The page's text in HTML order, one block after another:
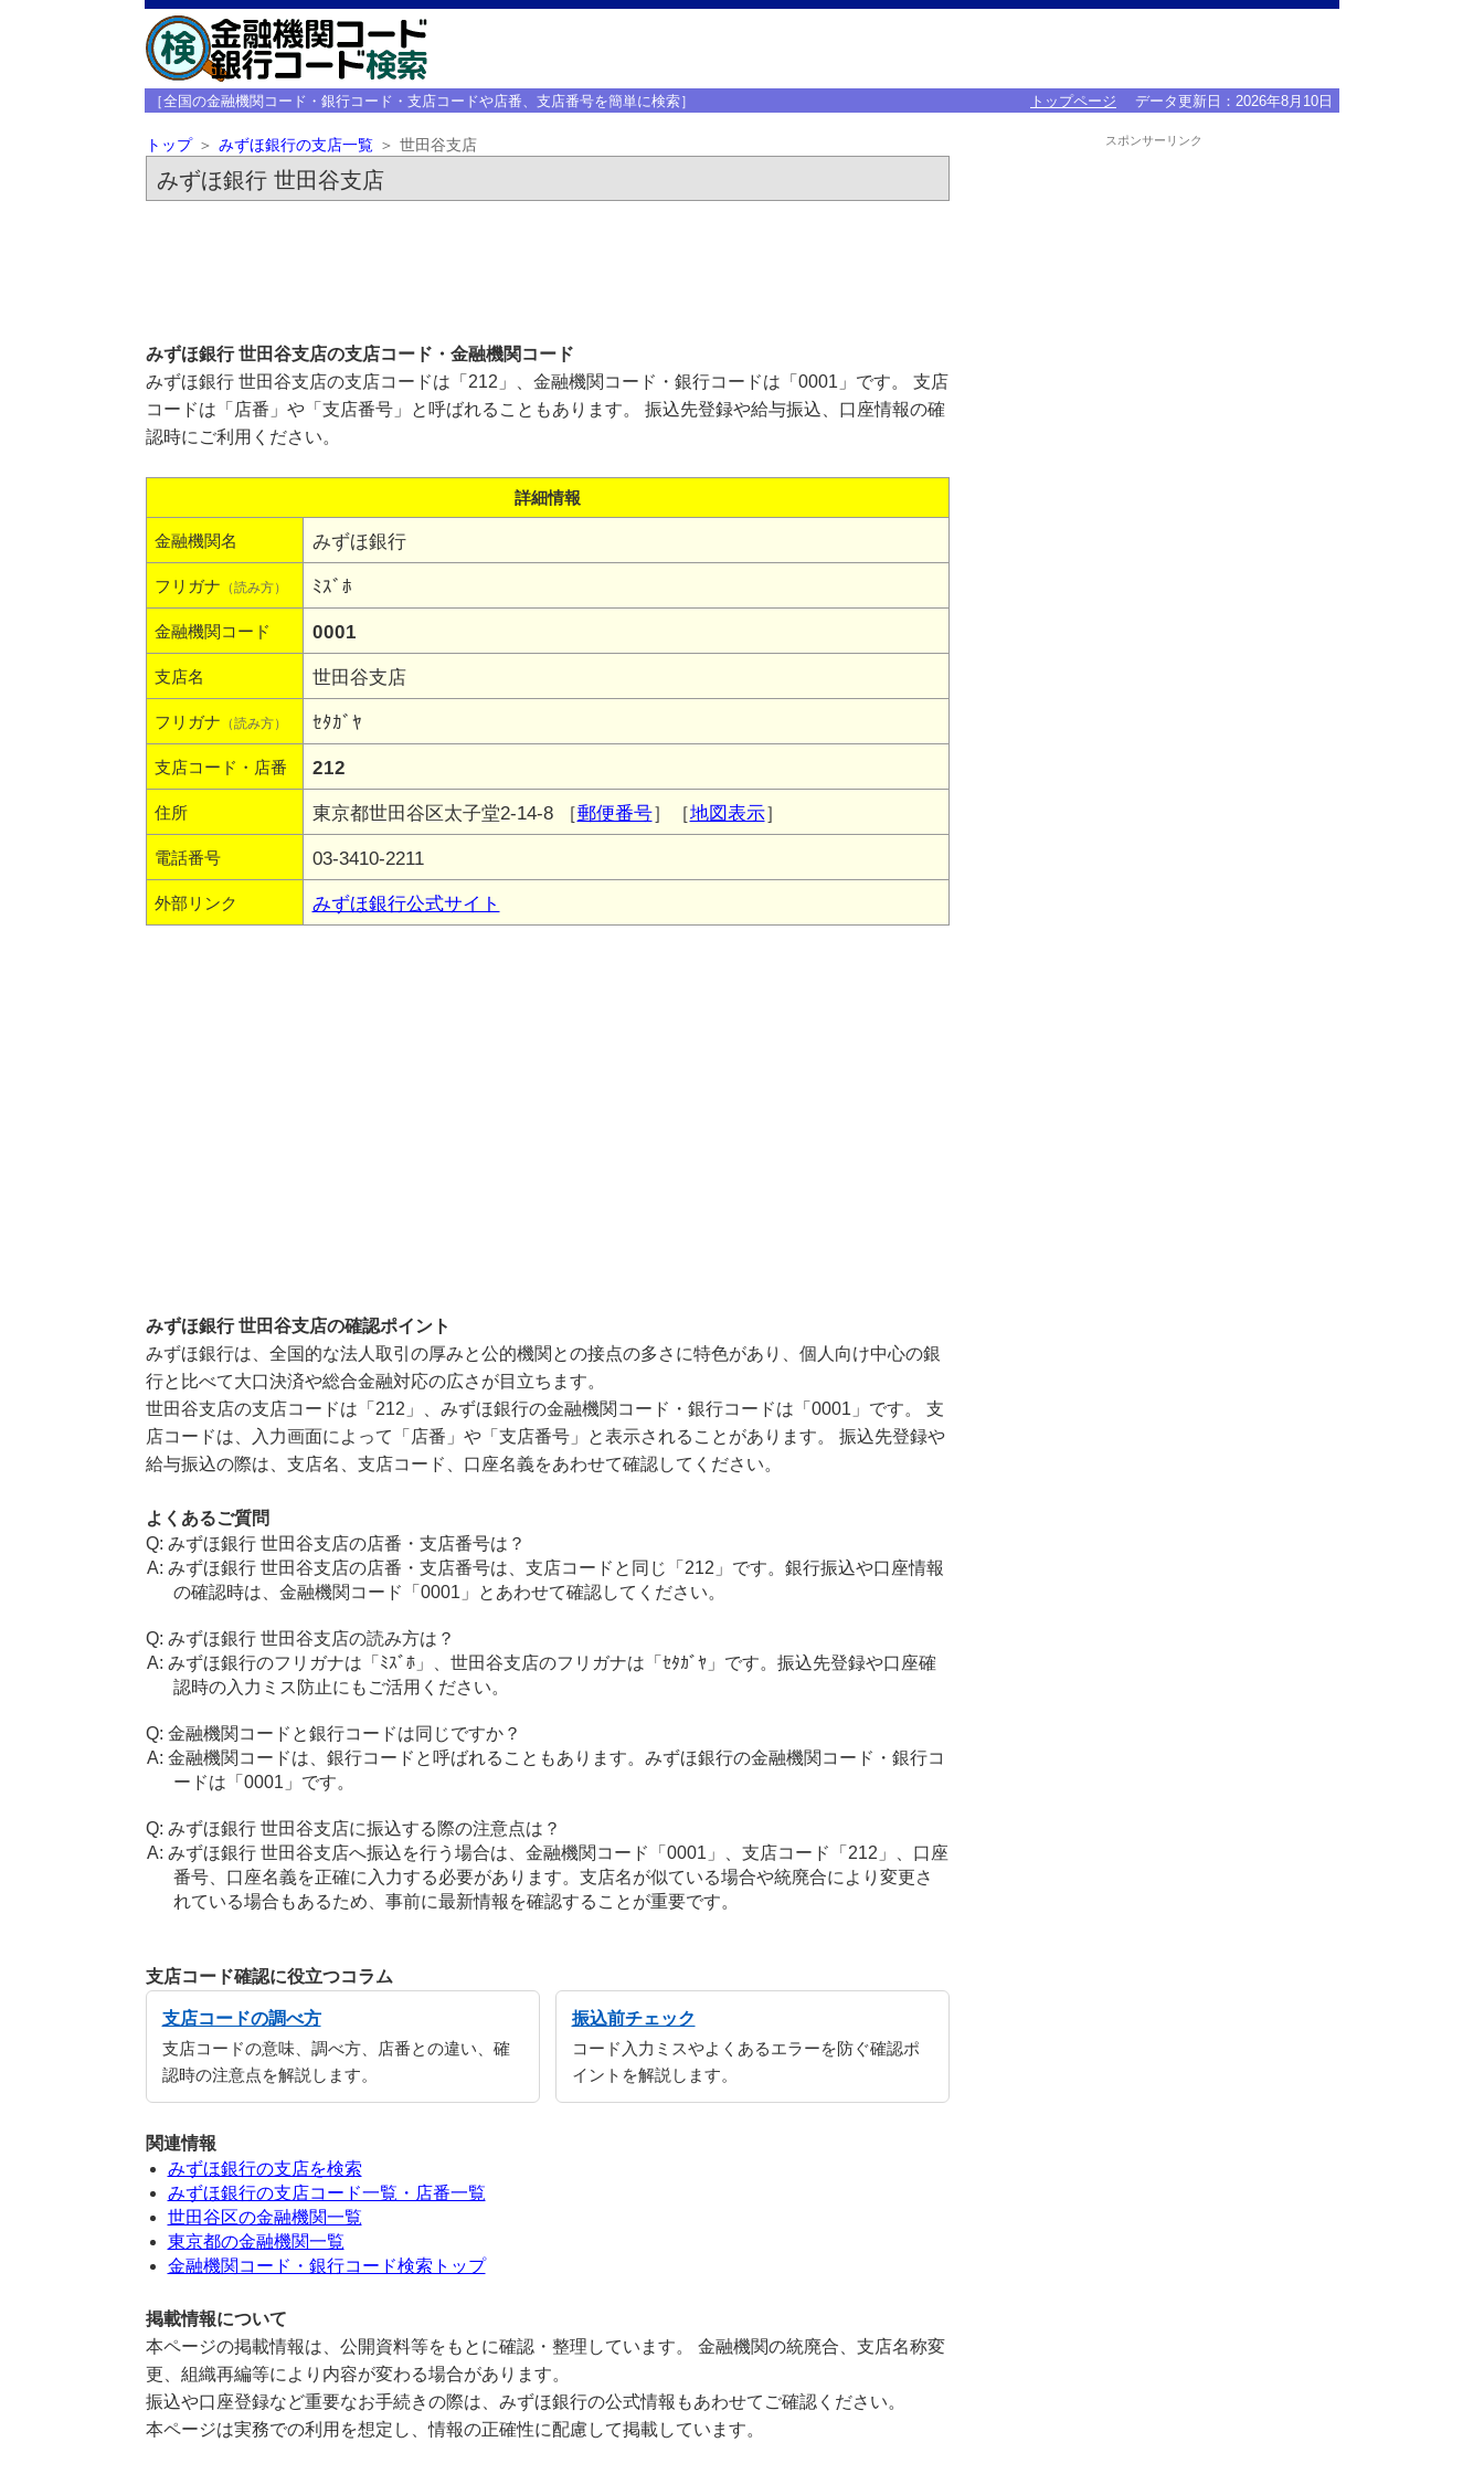
［全国の金融機関コード・銀行コード・支店コードや店番、支店番号を簡単に検索］ トップページ データ更新日： 2026年8月10日
トップ みずほ銀行の支店一覧 世田谷支店
みずほ銀行 世田谷支店
みずほ銀行 世田谷支店の支店コード・金融機関コード
みずほ銀行 世田谷支店の支店コードは「212」、金融機関コード・銀行コードは「0001」です。 支店
コードは「店番」や「支店番号」と呼ばれることもあります。 振込先登録や給与振込、口座情報の確
認時にご利用ください。
詳細情報
金融機関名 みずほ銀行
フリガナ （読み方） ﾐｽﾞﾎ
金融機関コード 0001
支店名 世田谷支店
フリガナ （読み方） ｾﾀｶﾞﾔ
支店コード・店番 212
住所 東京都世田谷区太子堂2-14-8 ［郵便番号］［地図表示］
電話番号 03-3410-2211
外部リンク みずほ銀行公式サイト
みずほ銀行 世田谷支店の確認ポイント
みずほ銀行は、全国的な法人取引の厚みと公的機関との接点の多さに特色があり、個人向け中心の銀
行と比べて大口決済や総合金融対応の広さが目立ちます。
世田谷支店の支店コードは「212」、みずほ銀行の金融機関コード・銀行コードは「0001」です。 支
店コードは、入力画面によって「店番」や「支店番号」と表示されることがあります。 振込先登録や
給与振込の際は、支店名、支店コード、口座名義をあわせて確認してください。
よくあるご質問
みずほ銀行 世田谷支店の店番・支店番号は？
みずほ銀行 世田谷支店の店番・支店番号は、支店コードと同じ「212」です。銀行振込や口座情報
の確認時は、金融機関コード「0001」とあわせて確認してください。
みずほ銀行 世田谷支店の読み方は？
みずほ銀行のフリガナは「ﾐｽﾞﾎ」、世田谷支店のフリガナは「ｾﾀｶﾞﾔ」です。振込先登録や口座確
認時の入力ミス防止にもご活用ください。
金融機関コードと銀行コードは同じですか？
金融機関コードは、銀行コードと呼ばれることもあります。みずほ銀行の金融機関コード・銀行コ
ードは「0001」です。
みずほ銀行 世田谷支店に振込する際の注意点は？
みずほ銀行 世田谷支店へ振込を行う場合は、金融機関コード「0001」、支店コード「212」、口座
番号、口座名義を正確に入力する必要があります。支店名が似ている場合や統廃合により変更さ
れている場合もあるため、事前に最新情報を確認することが重要です。
支店コード確認に役立つコラム
支店コードの調べ方
支店コードの意味、調べ方、店番との違い、確
認時の注意点を解説します。
振込前チェック
コード入力ミスやよくあるエラーを防ぐ確認ポ
イントを解説します。
関連情報
みずほ銀行の支店を検索
みずほ銀行の支店コード一覧・店番一覧
世田谷区の金融機関一覧
東京都の金融機関一覧
金融機関コード・銀行コード検索トップ
掲載情報について
本ページの掲載情報は、公開資料等をもとに確認・整理しています。 金融機関の統廃合、支店名称変
更、組織再編等により内容が変わる場合があります。
振込や口座登録など重要なお手続きの際は、みずほ銀行の公式情報もあわせてご確認ください。
本ページは実務での利用を想定し、情報の正確性に配慮して掲載しています。
スポンサーリンク